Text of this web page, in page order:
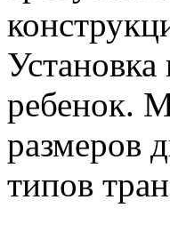
Установка
ребенок.
размеров
типов